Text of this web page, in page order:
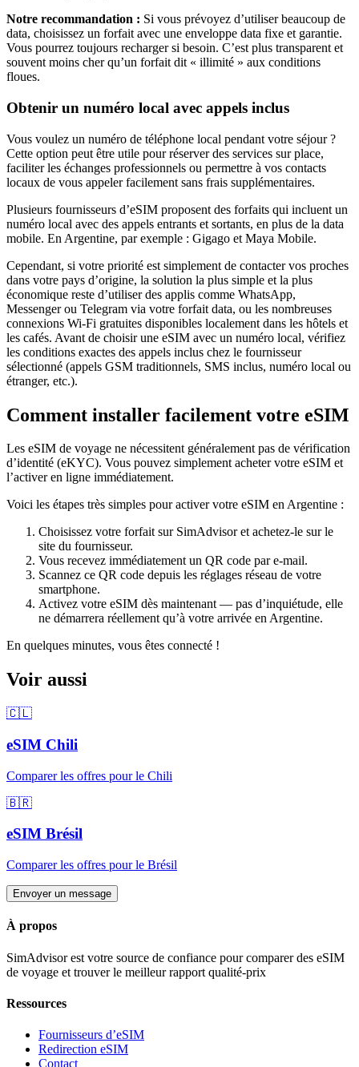
Notre recommandation : Si vous prévoyez d’utiliser beaucoup de
data, choisissez un forfait avec une enveloppe data fixe et garantie.
Vous pourrez toujours recharger si besoin. C’est plus transparent et
souvent moins cher qu’un forfait dit « illimité » aux conditions
floues.
Obtenir un numéro local avec appels inclus
Vous voulez un numéro de téléphone local pendant votre séjour ?
Cette option peut être utile pour réserver des services sur place,
faciliter les échanges professionnels ou permettre à vos contacts
locaux de vous appeler facilement sans frais supplémentaires.
Plusieurs fournisseurs d’eSIM proposent des forfaits qui incluent un
numéro local avec des appels entrants et sortants, en plus de la data
mobile. En Argentine, par exemple : Gigago et Maya Mobile.
Cependant, si votre priorité est simplement de contacter vos proches
dans votre pays d’origine, la solution la plus simple et la plus
économique reste d’utiliser des applis comme WhatsApp,
Messenger ou Telegram via votre forfait data, ou les nombreuses
connexions Wi‑Fi gratuites disponibles localement dans les hôtels et
les cafés. Avant de choisir une eSIM avec un numéro local, vérifiez
les conditions exactes des appels inclus chez le fournisseur
sélectionné (appels GSM traditionnels, SMS inclus, numéro local ou
étranger, etc.).
Comment installer facilement votre eSIM
Les eSIM de voyage ne nécessitent généralement pas de vérification
d’identité (eKYC). Vous pouvez simplement acheter votre eSIM et
l’activer en ligne immédiatement.
Voici les étapes très simples pour activer votre eSIM en Argentine :
Choisissez votre forfait sur SimAdvisor et achetez-le sur le
site du fournisseur.
Vous recevez immédiatement un QR code par e-mail.
Scannez ce QR code depuis les réglages réseau de votre
smartphone.
Activez votre eSIM dès maintenant — pas d’inquiétude, elle
ne démarrera réellement qu’à votre arrivée en Argentine.
En quelques minutes, vous êtes connecté !
Voir aussi
🇨🇱
eSIM Chili
Comparer les offres pourle Chili
🇧🇷
eSIM Brésil
Comparer les offres pourle Brésil
Envoyer un message
À propos
SimAdvisor est votre source de confiance pour comparer des eSIM
de voyage et trouver le meilleur rapport qualité-prix
Ressources
Fournisseurs d’eSIM
Redirection eSIM
Contact